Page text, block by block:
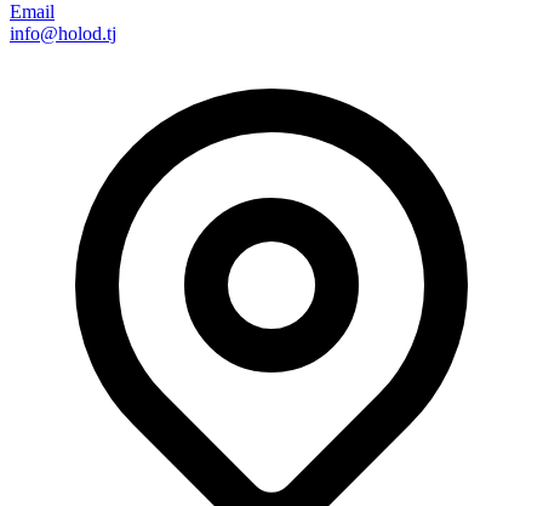
Email
info@holod.tj